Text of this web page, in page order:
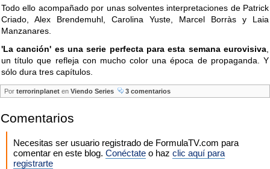
Todo ello acompañado por unas solventes interpretaciones de Patrick
Criado, Alex Brendemuhl, Carolina Yuste, Marcel Borràs y Laia
Manzanares.
'La canción' es una serie perfecta para esta semana eurovisiva
un título que refleja con mucho color una época de propaganda. Y
sólo dura tres capítulos.
Por terrorinplanet en Viendo Series 3 comentarios
Comentarios
Necesitas ser usuario registrado de FormulaTV.com para
comentar en este blog. Conéctate o haz clic aquí para
registrarte